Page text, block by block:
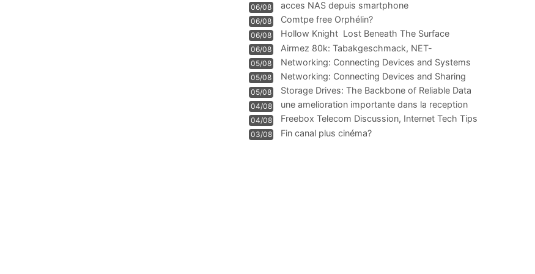
06/08 acces NAS depuis smartphone
06/08 Comtpe free Orphélin?
06/08 Hollow Knight  Lost Beneath The Surface
06/08
Airmez 80k: Tabakgeschmack, NET-
Technologie und Leistung im
05/08 Networking: Connecting Devices and Systems
05/08
Networking: Connecting Devices and Sharing
Information
05/08
Storage Drives: The Backbone of Reliable Data
Management
04/08
une amelioration importante dans la reception
WIFI
04/08
Freebox Telecom Discussion, Internet Tech Tips
Communi
03/08 Fin canal plus cinéma?